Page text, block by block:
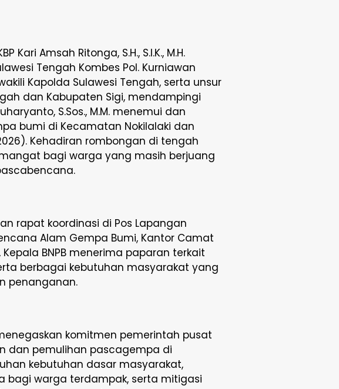
Kari Amsah Ritonga, S.H., S.I.K., M.H.
Tengah Kombes Pol. Kurniawan
Kapolda Sulawesi Tengah, serta unsur
dan Kabupaten Sigi, mendampingi
S.Sos., M.M. menemui dan
bumi di Kecamatan Nokilalaki dan
Kehadiran rombongan di tengah
bagi warga yang masih berjuang
rapat koordinasi di Pos Lapangan
Alam Gempa Bumi, Kantor Camat
BNPB menerima paparan terkait
berbagai kebutuhan masyarakat yang
penanganan.
komitmen pemerintah pusat
dan pemulihan pascagempa di
kebutuhan dasar masyarakat,
bagi warga terdampak, serta mitigasi